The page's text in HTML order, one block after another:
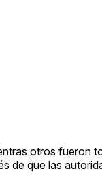
otros fueron
de que las